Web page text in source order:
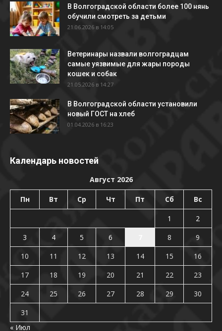
В Волгоградской области более 100 нянь
обучили смотреть за детьми
21.06.2026 в 14:05
Ветеринары назвали волгоградцам
самые уязвимые для жары породы
кошек и собак
21.05.2026 в 14:27
В Волгоградской области установили
новый ГОСТ на хлеб
01.04.2026 в 16:23
Календарь новостей
Август 2026
Пн Вт Ср Чт Пт Сб Вс
1
2
3
4 5 6 8
9
10
11 12 13 14 15
16
17
18 19 20 21 22
23
24
25 26 27 28 29
30
31
« Июл